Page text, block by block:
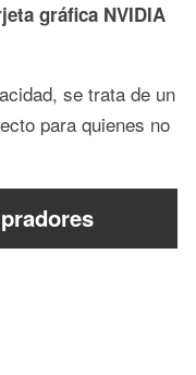
gráfica NVIDIA
se trata de un
para quienes no